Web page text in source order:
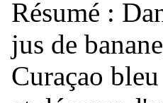
Résumé :
jus de
Curaçao